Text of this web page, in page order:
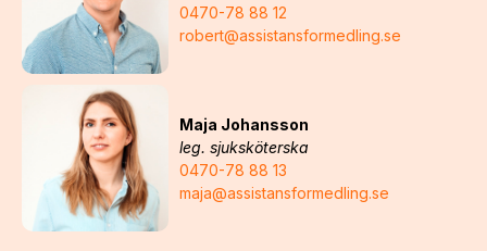
0470-78 88 12
robert@assistansformedling.se
Maja Johansson
leg. sjuksköterska
0470-78 88 13
maja@assistansformedling.se